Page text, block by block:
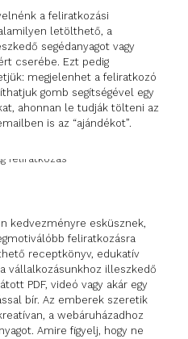
a feliratkozási
letölthető, a
segédanyagot vagy
cserébe. Ezt pedig
megjelenhet a feliratkozó
gomb segítségével egy
ahonnan le tudják tölteni az
is az “ajándékot”.
kedvezményre esküsznek,
feliratkozásra
receptkönyv, edukatív
vállalkozásunkhoz illeszkedő
PDF, videó vagy akár egy
bír. Az emberek szeretik
a webáruházadhoz
Amire figyelj, hogy ne